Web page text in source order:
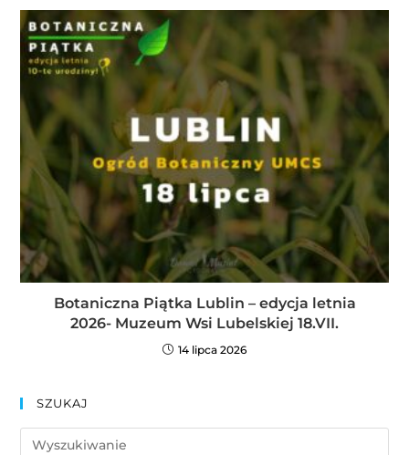
Botaniczna Piątka Lublin – edycja letnia
2026- Muzeum Wsi Lubelskiej 18.VII.
14 lipca 2026
SZUKAJ